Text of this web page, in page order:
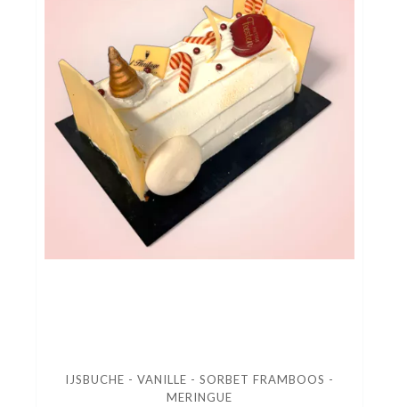
IJSBUCHE - VANILLE - SORBET FRAMBOOS -
MERINGUE